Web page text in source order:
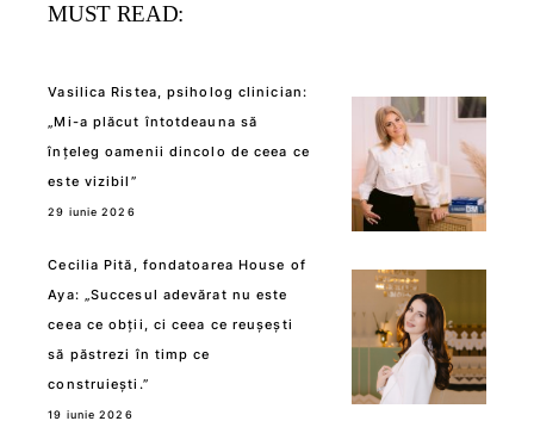
MUST READ:
Vasilica Ristea, psiholog clinician:
„Mi-a plăcut întotdeauna să
înțeleg oamenii dincolo de ceea ce
este vizibil”
29 iunie 2026
Cecilia Pită, fondatoarea House of
Aya: „Succesul adevărat nu este
ceea ce obții, ci ceea ce reușești
să păstrezi în timp ce
construiești.”
19 iunie 2026